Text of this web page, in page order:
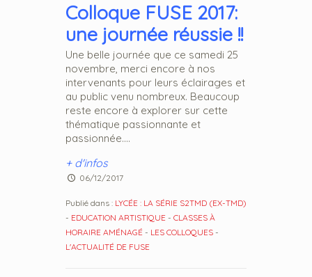
Colloque FUSE 2017:
une journée réussie !!
Une belle journée que ce samedi 25
novembre, merci encore à nos
intervenants pour leurs éclairages et
au public venu nombreux. Beaucoup
reste encore à explorer sur cette
thématique passionnante et
passionnée....
+ d'infos
06/12/2017
Publié dans : LYCÉE : LA SÉRIE S2TMD (EX-TMD)
- EDUCATION ARTISTIQUE - CLASSES À
HORAIRE AMÉNAGÉ - LES COLLOQUES -
L'ACTUALITÉ DE FUSE